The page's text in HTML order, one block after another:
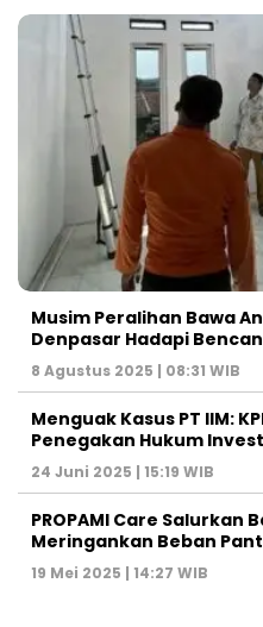
Musim Peralihan Bawa
Denpasar Hadapi
8 Agustus 2025 | 08:31 WIB
Menguak Kasus PT IIM:
Penegakan Hukum
24 Juni 2025 | 15:19 WIB
PROPAMI Care Salurkan
Meringankan Beban
19 Mei 2025 | 14:27 WIB